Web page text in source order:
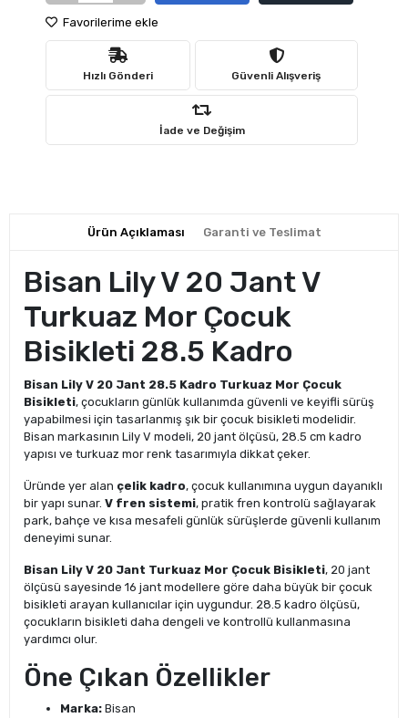
Favorilerime ekle
Hızlı Gönderi Güvenli Alışveriş
İade ve Değişim
Ürün Açıklaması Garanti ve Teslimat
Bisan Lily V 20 Jant V
Turkuaz Mor Çocuk
Bisikleti 28.5 Kadro
Bisan Lily V 20 Jant 28.5 Kadro Turkuaz Mor Çocuk
Bisikleti, çocukların günlük kullanımda güvenli ve keyifli sürüş
yapabilmesi için tasarlanmış şık bir çocuk bisikleti modelidir.
Bisan markasının Lily V modeli, 20 jant ölçüsü, 28.5 cm kadro
yapısı ve turkuaz mor renk tasarımıyla dikkat çeker.
Üründe yer alan çelik kadro, çocuk kullanımına uygun dayanıklı
bir yapı sunar. V fren sistemi, pratik fren kontrolü sağlayarak
park, bahçe ve kısa mesafeli günlük sürüşlerde güvenli kullanım
deneyimi sunar.
Bisan Lily V 20 Jant Turkuaz Mor Çocuk Bisikleti, 20 jant
ölçüsü sayesinde 16 jant modellere göre daha büyük bir çocuk
bisikleti arayan kullanıcılar için uygundur. 28.5 kadro ölçüsü,
çocukların bisikleti daha dengeli ve kontrollü kullanmasına
yardımcı olur.
Öne Çıkan Özellikler
Marka: Bisan